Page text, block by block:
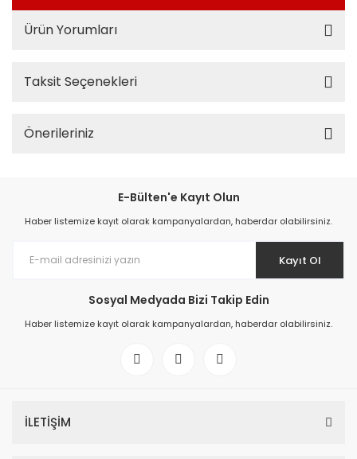
Ürün Yorumları
Taksit Seçenekleri
Önerileriniz
E-Bülten'e Kayıt Olun
Haber listemize kayıt olarak kampanyalardan, haberdar olabilirsiniz.
Kayıt Ol
Sosyal Medyada Bizi Takip Edin
Haber listemize kayıt olarak kampanyalardan, haberdar olabilirsiniz.
İLETİŞİM